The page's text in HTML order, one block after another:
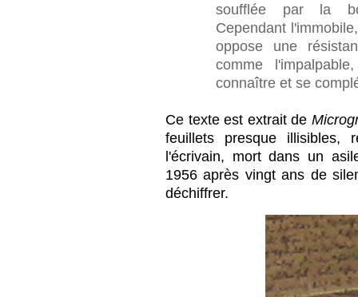
soufflée par la
Cependant
oppose une
comme
connaître et se
Ce texte est extrait de
feuillets presque illisibles,
l'écrivain, mort dans un
1956 après vingt ans de
déchiffrer.